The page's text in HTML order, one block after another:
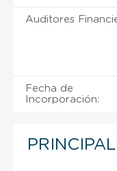
Auditores
Fecha de
Incorporación: